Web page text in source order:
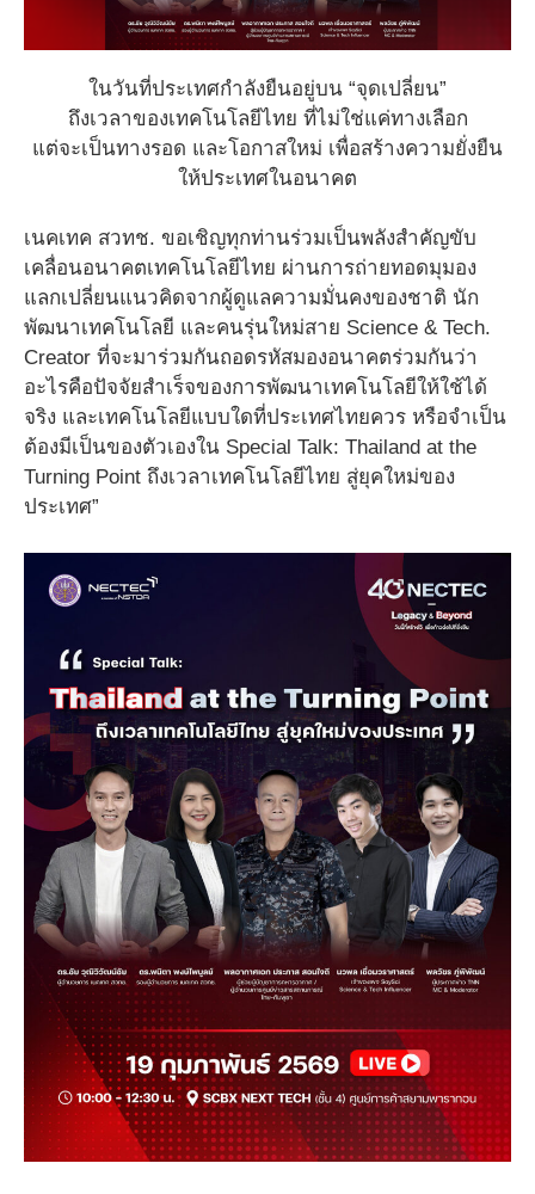
ในวันที่ประเทศกำลังยืนอยู่บน “จุดเปลี่ยน”
ถึงเวลาของเทคโนโลยีไทย ที่ไม่ใช่แค่ทางเลือก
แต่จะเป็นทางรอด และโอกาสใหม่ เพื่อสร้างความยั่งยืน
ให้ประเทศในอนาคต
เนคเทค สวทช. ขอเชิญทุกท่านร่วมเป็นพลังสำคัญขับ
เคลื่อนอนาคตเทคโนโลยีไทย ผ่านการถ่ายทอดมุมอง
แลกเปลี่ยนแนวคิดจากผู้ดูแลความมั่นคงของชาติ นัก
พัฒนาเทคโนโลยี และคนรุ่นใหม่สาย Science & Tech.
Creator ที่จะมาร่วมกันถอดรหัสมองอนาคตร่วมกันว่า
อะไรคือปัจจัยสำเร็จของการพัฒนาเทคโนโลยีให้ใช้ได้
จริง และเทคโนโลยีแบบใดที่ประเทศไทยควร หรือจำเป็น
ต้องมีเป็นของตัวเองใน Special Talk: Thailand at the
Turning Point ถึงเวลาเทคโนโลยีไทย สู่ยุคใหม่ของ
ประเทศ”